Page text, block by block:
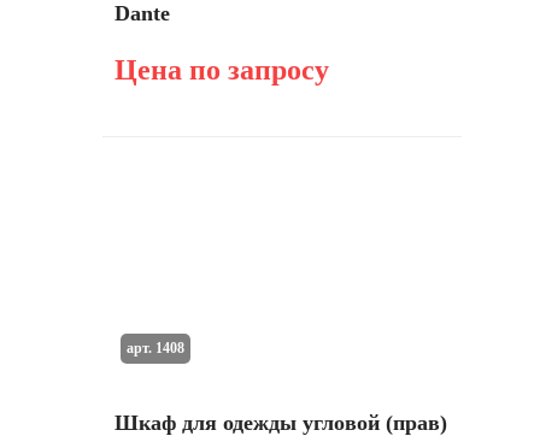
Dante
Цена по запросу
Шкаф для одежды угловой (прав)
арт. 1408